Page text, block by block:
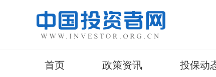
首页 政策资讯 投保动